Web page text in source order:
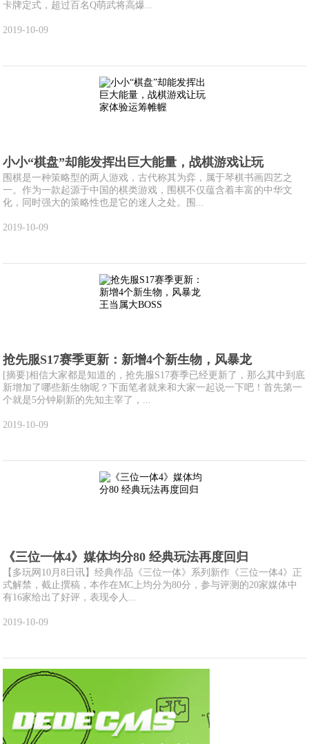
卡牌定式，超过百名Q萌武将高爆...
2019-10-09
小小“棋盘”却能发挥出巨大能量，战棋游戏让玩
围棋是一种策略型的两人游戏，古代称其为弈，属于琴棋书画四艺之
一。作为一款起源于中国的棋类游戏，围棋不仅蕴含着丰富的中华文
化，同时强大的策略性也是它的迷人之处。围...
2019-10-09
抢先服S17赛季更新：新增4个新生物，风暴龙
[摘要]相信大家都是知道的，抢先服S17赛季已经更新了，那么其中到底
新增加了哪些新生物呢？下面笔者就来和大家一起说一下吧！首先第一
个就是5分钟刷新的先知主宰了，...
2019-10-09
《三位一体4》媒体均分80 经典玩法再度回归
【多玩网10月8日讯】经典作品《三位一体》系列新作《三位一体4》正
式解禁，截止撰稿，本作在MC上均分为80分，参与评测的20家媒体中
有16家给出了好评，表现令人...
2019-10-09